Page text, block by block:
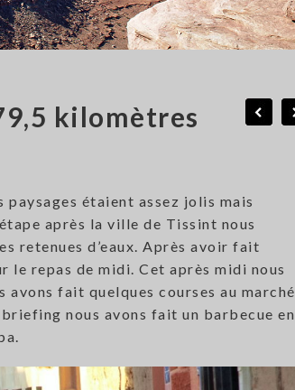
kilomètres
paysages étaient assez jolis mais
après la ville de Tissint nous
retenues d’eaux. Après avoir fait
le repas de midi. Cet après midi nous
fait quelques courses au marché
nous avons fait un barbecue en